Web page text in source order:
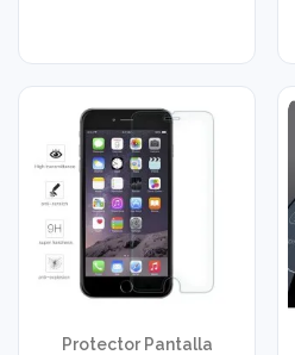
Protector Pantalla